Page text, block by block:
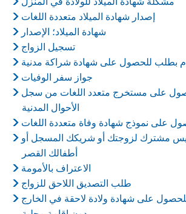
إصدار شهادة الميلاد متعددة اللغات
شهادة الميلاد؛ الإصدار
تسجيل الزواج
بطلب للحصول على شهادة شراكة مدنية
جواز سفر الوفيات
على مستخرج متعدد اللغات من سجل
الأحوال المدنية
على نموذج شهادة وفاة متعددة اللغات
مشترك لزوجتك أو شريكك المسجل أو
أطفالك القصر
الاعتراف بالأمومة
طلب التصديق اللاحق للزواج
على شهادة ولادة لاحقة في الخارج